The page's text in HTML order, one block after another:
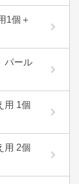
1個＋
パール
用 1個
用 2個